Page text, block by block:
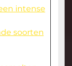
intense
soorten